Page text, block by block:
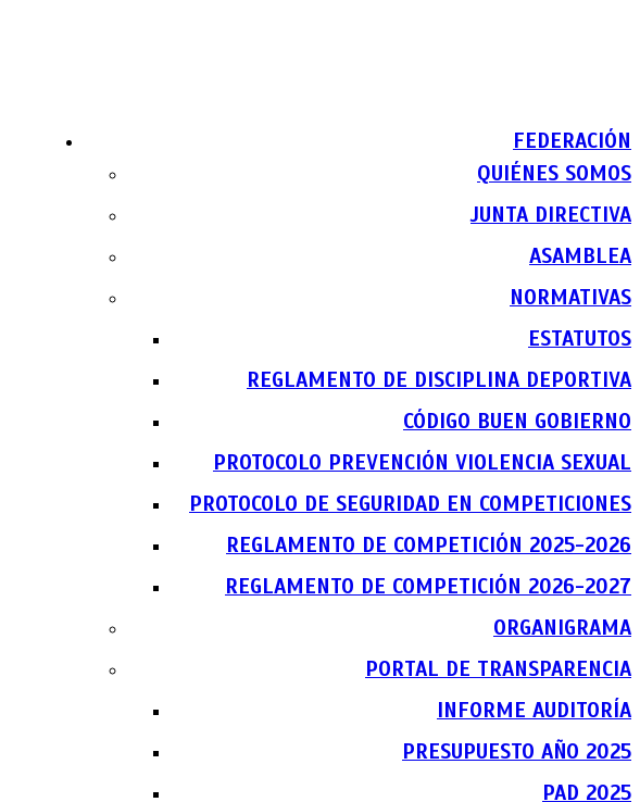
FEDERACIÓN
QUIÉNES SOMOS
JUNTA DIRECTIVA
ASAMBLEA
NORMATIVAS
ESTATUTOS
REGLAMENTO DE DISCIPLINA DEPORTIVA
CÓDIGO BUEN GOBIERNO
PROTOCOLO PREVENCIÓN VIOLENCIA SEXUAL
PROTOCOLO DE SEGURIDAD EN COMPETICIONES
REGLAMENTO DE COMPETICIÓN 2025-2026
REGLAMENTO DE COMPETICIÓN 2026-2027
ORGANIGRAMA
PORTAL DE TRANSPARENCIA
INFORME AUDITORÍA
PRESUPUESTO AÑO 2025
PAD 2025